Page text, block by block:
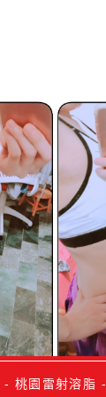
- 桃園雷射溶脂 -